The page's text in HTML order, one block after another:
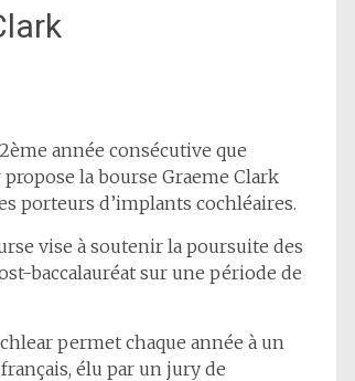
année consécutive que
propose la bourse Graeme Clark
porteurs d’implants cochléaires.
vise à soutenir la poursuite des
baccalauréat sur une période de
permet chaque année à un
élu par un jury de